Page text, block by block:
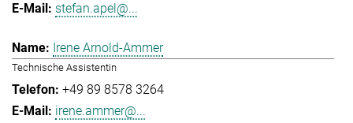
stefan.apel@...
Irene Arnold-Ammer
Technische Assistentin
+49 89 8578 3264
irene.ammer@...